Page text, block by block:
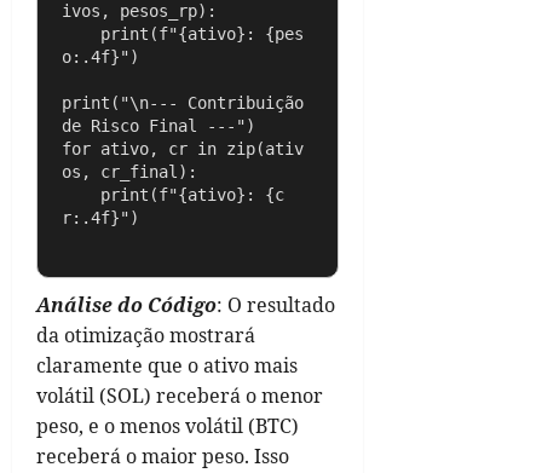
ivos, pesos_rp):
o:.4f}")
print("\n--- Contribuição
de Risco Final ---")
for ativo, cr in zip(ativ
os, cr_final):
Análise do Código: O resultado
da otimização mostrará
claramente que o ativo mais
volátil (SOL) receberá o menor
peso, e o menos volátil (BTC)
receberá o maior peso. Isso